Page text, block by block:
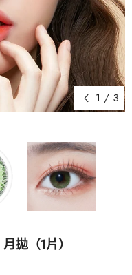
1 / 3
拋（1片）